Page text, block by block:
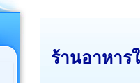
ร้านอาหาร